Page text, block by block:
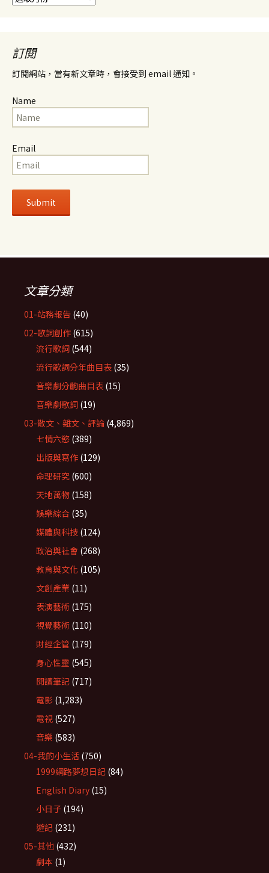
整
訂閱
訂閱網站，當有新文章時，會接受到 email 通知。
Name
Email
文章分類
01-站務報告 (40)
02-歌詞創作 (615)
流行歌詞 (544)
流行歌詞分年曲目表 (35)
音樂劇分齣曲目表 (15)
音樂劇歌詞 (19)
03-散文、雜文、評論 (4,869)
七情六慾 (389)
出版與寫作 (129)
命理研究 (600)
天地萬物 (158)
娛樂綜合 (35)
媒體與科技 (124)
政治與社會 (268)
教育與文化 (105)
文創產業 (11)
表演藝術 (175)
視覺藝術 (110)
財經企管 (179)
身心性靈 (545)
閱讀筆記 (717)
電影 (1,283)
電視 (527)
音樂 (583)
04-我的小生活 (750)
1999網路夢想日記 (84)
English Diary (15)
小日子 (194)
遊記 (231)
05-其他 (432)
劇本 (1)